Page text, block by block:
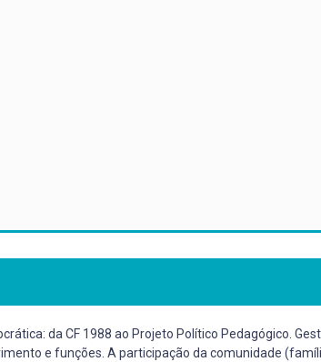
da CF 1988 ao Projeto Político Pedagógico.
e funções. A participação da comunidade